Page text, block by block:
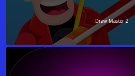
Draw Master 2